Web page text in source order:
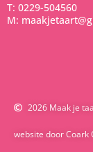
T: 0229-504560
M:
2026 Maak je
website door Coark